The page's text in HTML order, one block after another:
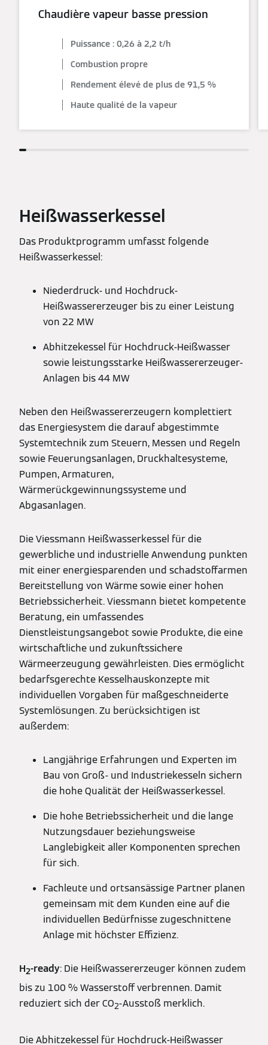
Chaudière vapeur basse pression
Puissance : 0,26 à 2,2 t/h
Combustion propre
Rendement élevé de plus de 91,5 %
Haute qualité de la vapeur
Heißwasserkessel
Das Produktprogramm umfasst folgende
Heißwasserkessel:
Niederdruck- und Hochdruck-
Heißwassererzeuger bis zu einer Leistung
von 22 MW
Abhitzekessel für Hochdruck-Heißwasser
sowie leistungsstarke Heißwassererzeuger-
Anlagen bis 44 MW
Neben den Heißwassererzeugern komplettiert
das Energiesystem die darauf abgestimmte
Systemtechnik zum Steuern, Messen und Regeln
sowie Feuerungsanlagen, Druckhaltesysteme,
Pumpen, Armaturen,
Wärmerückgewinnungssysteme und
Abgasanlagen.
Die Viessmann Heißwasserkessel für die
gewerbliche und industrielle Anwendung punkten
mit einer energiesparenden und schadstoffarmen
Bereitstellung von Wärme sowie einer hohen
Betriebssicherheit. Viessmann bietet kompetente
Beratung, ein umfassendes
Dienstleistungsangebot sowie Produkte, die eine
wirtschaftliche und zukunftssichere
Wärmeerzeugung gewährleisten. Dies ermöglicht
bedarfsgerechte Kesselhauskonzepte mit
individuellen Vorgaben für maßgeschneiderte
Systemlösungen. Zu berücksichtigen ist
außerdem:
Langjährige Erfahrungen und Experten im
Bau von Groß- und Industriekesseln sichern
die hohe Qualität der Heißwasserkessel.
Die hohe Betriebssicherheit und die lange
Nutzungsdauer beziehungsweise
Langlebigkeit aller Komponenten sprechen
für sich.
Fachleute und ortsansässige Partner planen
gemeinsam mit dem Kunden eine auf die
individuellen Bedürfnisse zugeschnittene
Anlage mit höchster Effizienz.
H2-ready: Die Heißwassererzeuger können zudem
bis zu 100 % Wasserstoff verbrennen. Damit
reduziert sich der CO2-Ausstoß merklich.
Die Abhitzekessel für Hochdruck-Heißwasser